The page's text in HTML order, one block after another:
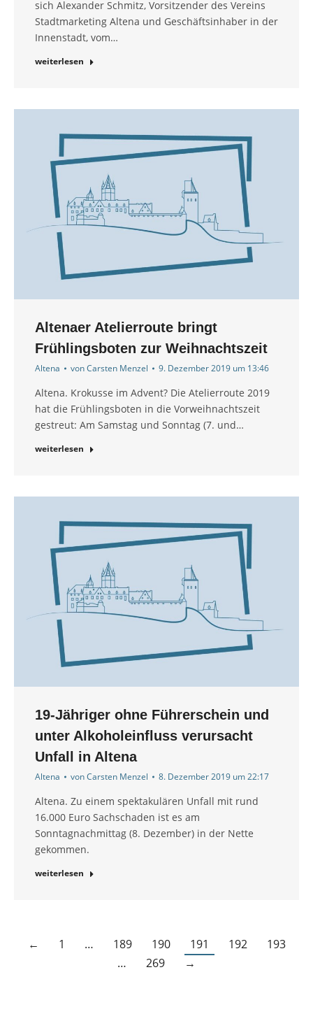
sich Alexander Schmitz, Vorsitzender des Vereins
Stadtmarketing Altena und Geschäftsinhaber in der
Innenstadt, vom…
weiterlesen
Altenaer Atelierroute bringt
Frühlingsboten zur Weihnachtszeit
Altena vonCarsten Menzel 9. Dezember 2019 um 13:46
Altena. Krokusse im Advent? Die Atelierroute 2019
hat die Frühlingsboten in die Vorweihnachtszeit
gestreut: Am Samstag und Sonntag (7. und…
weiterlesen
19-Jähriger ohne Führerschein und
unter Alkoholeinfluss verursacht
Unfall in Altena
Altena vonCarsten Menzel 8. Dezember 2019 um 22:17
Altena. Zu einem spektakulären Unfall mit rund
16.000 Euro Sachschaden ist es am
Sonntagnachmittag (8. Dezember) in der Nette
gekommen.
weiterlesen
← 1 … 189 190 191 192
193
…
269 →